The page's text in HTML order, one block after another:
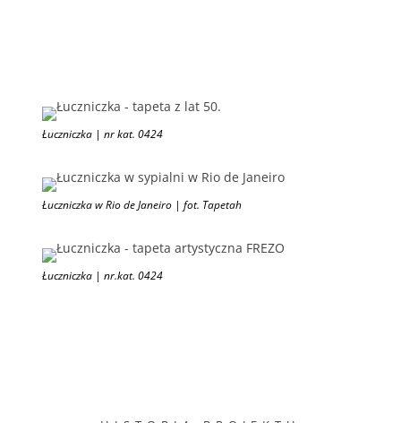
Łuczniczka | nr kat. 0424
Łuczniczka w Rio de Janeiro | fot. Tapetah
Łuczniczka | nr.kat. 0424